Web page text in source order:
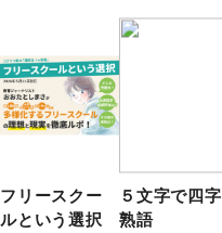
フリースクー
ルという選択
５文字で四字
熟語